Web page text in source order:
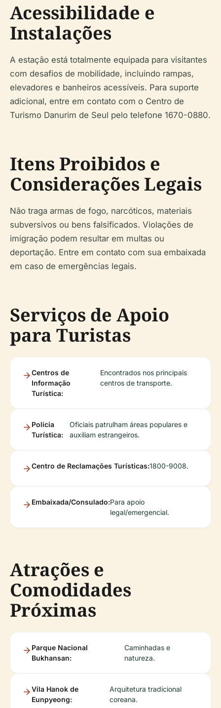
Acessibilidade e
Instalações
A estação está totalmente equipada para visitantes
com desafios de mobilidade, incluindo rampas,
elevadores e banheiros acessíveis. Para suporte
adicional, entre em contato com o Centro de
Turismo Danurim de Seul pelo telefone 1670-0880.
Itens Proibidos e
Considerações Legais
Não traga armas de fogo, narcóticos, materiais
subversivos ou bens falsificados. Violações de
imigração podem resultar em multas ou
deportação. Entre em contato com sua embaixada
em caso de emergências legais.
Serviços de Apoio
para Turistas
Centros de
Informação
Turística:
Encontrados nos principais
centros de transporte.
Polícia
Turística:
Oficiais patrulham áreas populares e
auxiliam estrangeiros.
Centro de Reclamações Turísticas:1800-9008.
Embaixada/Consulado:Para apoio
legal/emergencial.
Atrações e
Comodidades
Próximas
Parque Nacional
Bukhansan:
Caminhadas e
natureza.
Vila Hanok de
Eunpyeong:
Arquitetura tradicional
coreana.